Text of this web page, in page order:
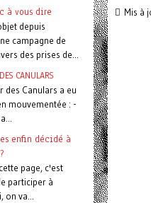
Mis à
à vous dire
depuis
campagne de
des prises de...
CANULARS
des Canulars a eu
mouvementée : -
enfin décidé à
page, c'est
participer à
va...